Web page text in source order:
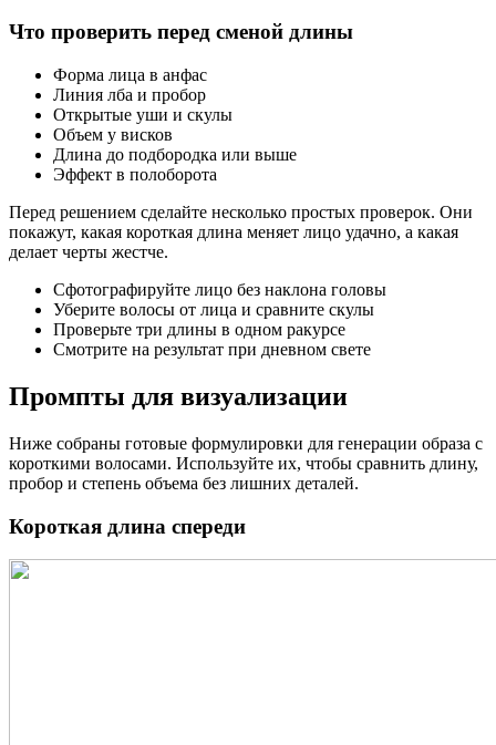
Что проверить перед сменой длины
Форма лица в анфас
Линия лба и пробор
Открытые уши и скулы
Объем у висков
Длина до подбородка или выше
Эффект в полоборота
Перед решением сделайте несколько простых проверок. Они
покажут, какая короткая длина меняет лицо удачно, а какая
делает черты жестче.
Сфотографируйте лицо без наклона головы
Уберите волосы от лица и сравните скулы
Проверьте три длины в одном ракурсе
Смотрите на результат при дневном свете
Промпты для визуализации
Ниже собраны готовые формулировки для генерации образа с
короткими волосами. Используйте их, чтобы сравнить длину,
пробор и степень объема без лишних деталей.
Короткая длина спереди